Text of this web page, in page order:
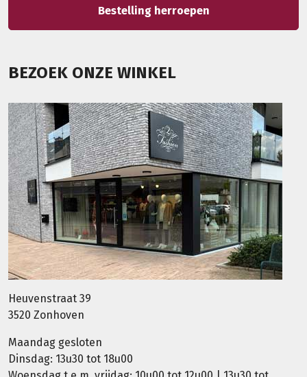
Bestelling herroepen
BEZOEK ONZE WINKEL
Heuvenstraat 39
3520 Zonhoven
Maandag gesloten
Dinsdag: 13u30 tot 18u00